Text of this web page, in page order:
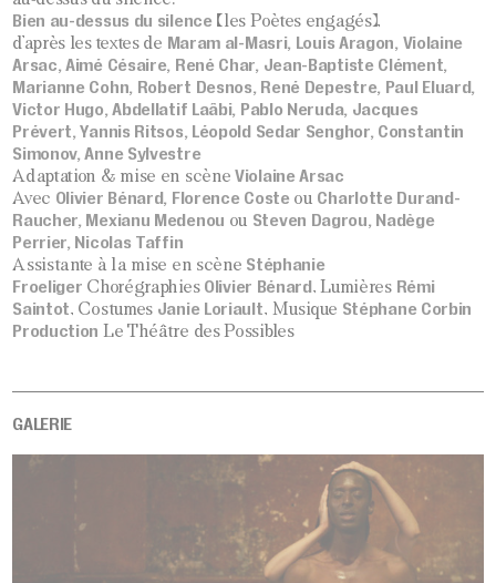
Bien au-dessus du silence (les Poètes engagés),
d’après les textes de Maram al-Masri, Louis Aragon, Violaine
Arsac, Aimé Césaire, René Char, Jean-Baptiste Clément,
Marianne Cohn, Robert Desnos, René Depestre, Paul Eluard,
Victor Hugo, Abdellatif Laâbi, Pablo Neruda, Jacques
Prévert, Yannis Ritsos, Léopold Sedar Senghor, Constantin
Simonov, Anne Sylvestre
Adaptation & mise en scèneViolaine Arsac
Avec Olivier Bénard, Florence Coste ou Charlotte Durand-
Raucher, Mexianu Medenou ou Steven Dagrou, Nadège
Perrier, Nicolas Taffin
Assistante à la mise en scène Stéphanie
Froeliger Chorégraphies Olivier Bénard, Lumières Rémi
Saintot, Costumes Janie Loriault, Musique Stéphane Corbin
Production Le Théâtre des Possibles
GALERIE